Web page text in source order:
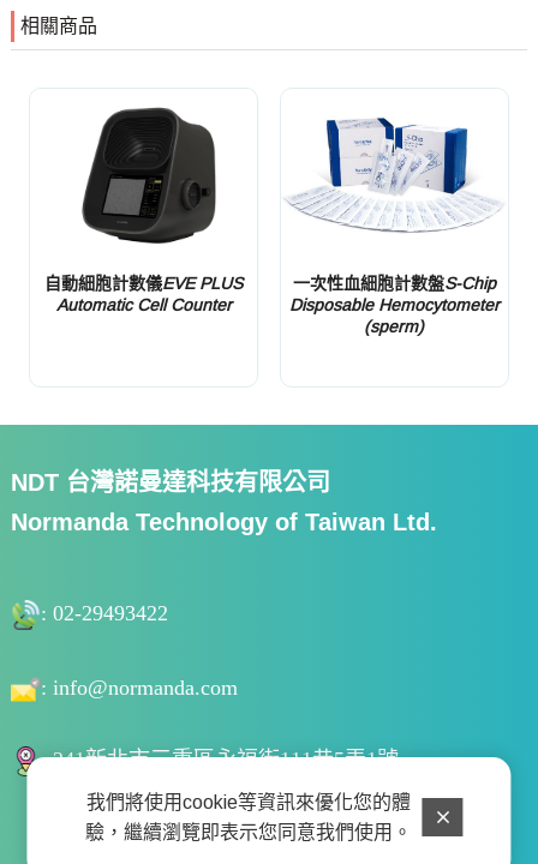
相關商品
自動細胞計數儀EVE PLUS
Automatic Cell Counter
一次性血細胞計數盤S-Chip
Disposable Hemocytometer
(sperm)
NDT 台灣諾曼達科技有限公司
Normanda Technology of Taiwan Ltd.
: 02-29493422
: info@normanda.com
: 241新北市三重區永福街111巷5弄1號
我們將使用cookie等資訊來優化您的體
驗，繼續瀏覽即表示您同意我們使用。